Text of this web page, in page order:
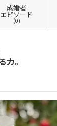
成婚者
エピソード
(0)
力。